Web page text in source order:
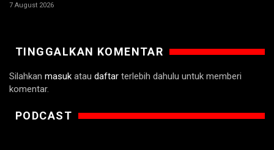
7 August 2026
TINGGALKAN KOMENTAR
Silahkan masuk atau daftar terlebih dahulu untuk memberi
komentar.
PODCAST